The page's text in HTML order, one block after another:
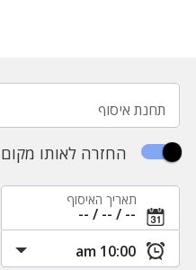
תחנת איסוף
החזרה לאותו מקום
תאריך האיסוף